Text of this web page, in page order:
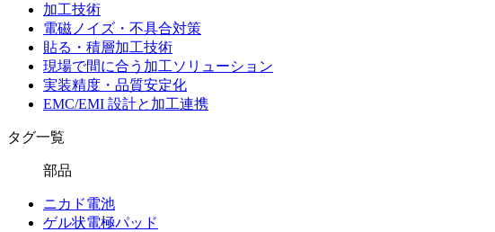
加工技術
電磁ノイズ・不具合対策
貼る・積層加工技術
現場で間に合う加工ソリューション
実装精度・品質安定化
EMC/EMI 設計と加工連携
タグ一覧
部品
ニカド電池
ゲル状電極パッド